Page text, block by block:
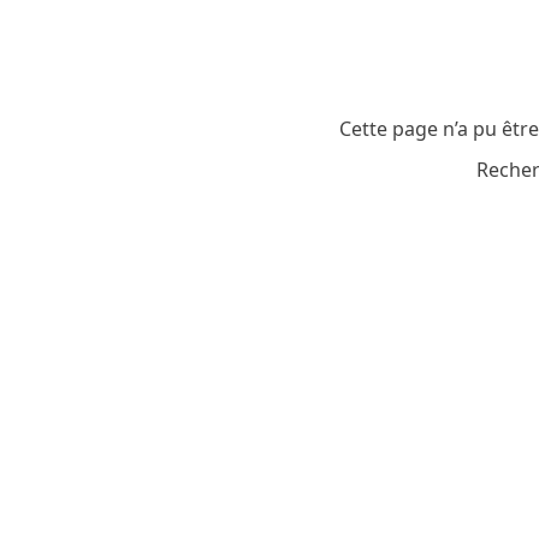
Cette page n’a pu